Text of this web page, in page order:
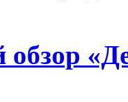
обзор